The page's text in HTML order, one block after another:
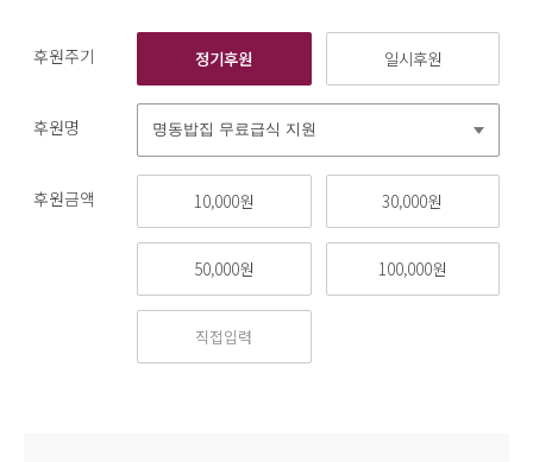
후원주기 정기후원 일시후원
후원명
후원금액 10,000원 30,000원
50,000원 100,000원